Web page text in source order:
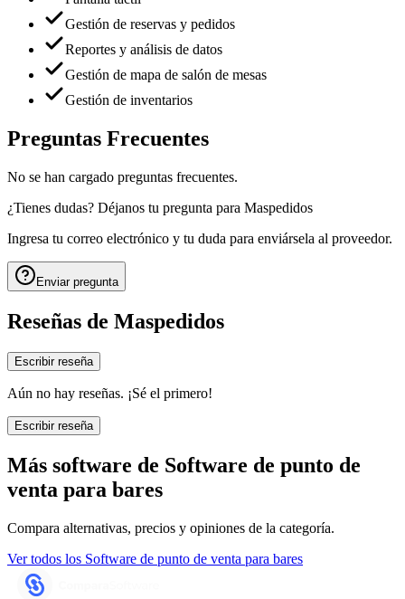
Gestión de reservas y pedidos
Reportes y análisis de datos
Gestión de mapa de salón de mesas
Gestión de inventarios
Preguntas Frecuentes
No se han cargado preguntas frecuentes.
¿Tienes dudas? Déjanos tu pregunta para Maspedidos
Ingresa tu correo electrónico y tu duda para enviársela al proveedor.
Enviar pregunta
Reseñas de Maspedidos
Escribir reseña
Aún no hay reseñas. ¡Sé el primero!
Escribir reseña
Más software de Software de punto de
venta para bares
Compara alternativas, precios y opiniones de la categoría.
Ver todos los Software de punto de venta para bares